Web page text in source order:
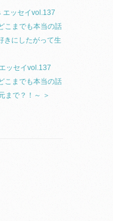
エッセイvol.137
こまでも本当の話
きにしたがって生
ッセイvol.137
こまでも本当の話
まで？！～ ＞